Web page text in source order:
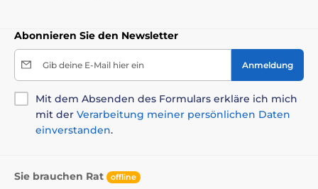
Abonnieren Sie den Newsletter
Gib deine E-Mail hier ein Anmeldung
Mit dem Absenden des Formulars erkläre ich mich
mit der Verarbeitung meiner persönlichen Daten
einverstanden.
Sie brauchen Rat offline